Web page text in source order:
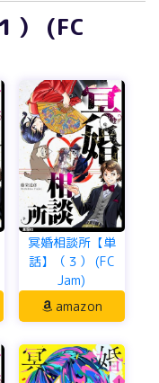
） (FC
冥婚相談所【単
話】（３） (FC
Jam)
amazon